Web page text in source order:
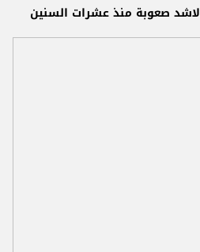
صعوبة منذ عشرات السنين